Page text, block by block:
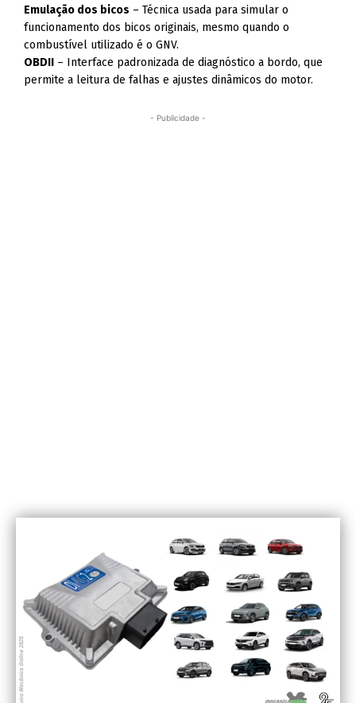
Emulação dos bicos – Técnica usada para simular o
funcionamento dos bicos originais, mesmo quando o
combustível utilizado é o GNV.
OBDII – Interface padronizada de diagnóstico a bordo, que
permite a leitura de falhas e ajustes dinâmicos do motor.
- Publicidade -